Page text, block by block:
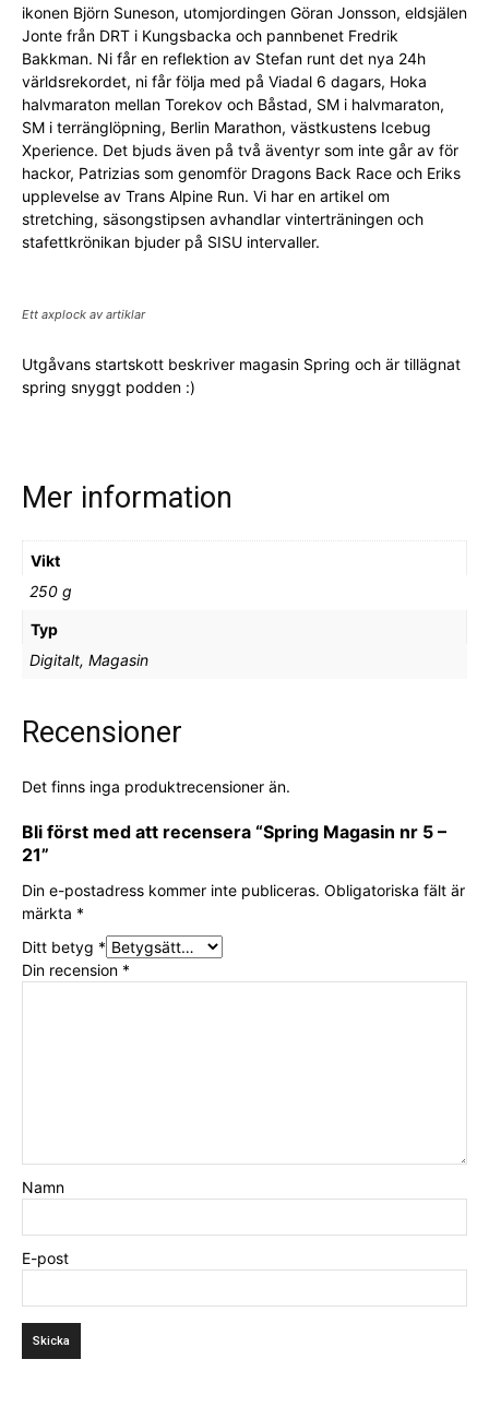
ikonen Björn Suneson, utomjordingen Göran Jonsson, eldsjälen
Jonte från DRT i Kungsbacka och pannbenet Fredrik
Bakkman. Ni får en reflektion av Stefan runt det nya 24h
världsrekordet, ni får följa med på Viadal 6 dagars, Hoka
halvmaraton mellan Torekov och Båstad, SM i halvmaraton,
SM i terränglöpning, Berlin Marathon, västkustens Icebug
Xperience. Det bjuds även på två äventyr som inte går av för
hackor, Patrizias som genomför Dragons Back Race och Eriks
upplevelse av Trans Alpine Run. Vi har en artikel om
stretching, säsongstipsen avhandlar vinterträningen och
stafettkrönikan bjuder på SISU intervaller.
Ett axplock av artiklar
Utgåvans startskott beskriver magasin Spring och är tillägnat
spring snyggt podden :)
Mer information
Vikt
250 g
Typ
Digitalt, Magasin
Recensioner
Det finns inga produktrecensioner än.
Bli först med att recensera “Spring Magasin nr 5 –
21”
Din e-postadress kommer inte publiceras. Obligatoriska fält är
märkta *
Ditt betyg *
Din recension *
Namn
E-post